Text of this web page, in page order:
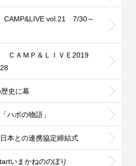
vol.21 7/30～
ＣＡＭＰ＆ＬＩＶＥ2019
史に幕
ハポの物語」
本との連携協定締結式
いまかねののぼり